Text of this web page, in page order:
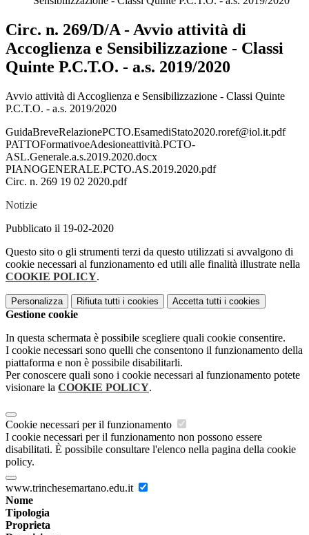
Circ. n. 269/D/A - Avvio attività di
Accoglienza e Sensibilizzazione - Classi
Quinte P.C.T.O. - a.s. 2019/2020
Avvio attività di Accoglienza e Sensibilizzazione - Classi Quinte
P.C.T.O. - a.s. 2019/2020
GuidaBreveRelazionePCTO.EsamediStato2020.roref@iol.it.pdf
PATTOFormativoeAdesioneattività.PCTO-
ASL.Generale.a.s.2019.2020.docx
PIANOGENERALE.PCTO.AS.2019.2020.pdf
Circ. n. 269 19 02 2020.pdf
Notizie
Pubblicato il 19-02-2020
Questo sito o gli strumenti terzi da questo utilizzati si avvalgono di
cookie necessari al funzionamento ed utili alle finalità illustrate nella
COOKIE POLICY.
Personalizza Rifiuta tutti i cookies Accetta tutti i cookies
Gestione cookie
In questa schermata è possibile scegliere quali cookie consentire.
I cookie necessari sono quelli che consentono il funzionamento della
piattaforma e non è possibile disabilitarli.
Per conoscere quali sono i cookie necessari al funzionamento potete
visionare la COOKIE POLICY.
Cookie necessari per il funzionamento
I cookie necessari per il funzionamento non possono essere
disabilitati. È possibile consultare l'elenco nella pagina della cookie
policy.
www.trinchesemartano.edu.it
Nome
Tipologia
Proprieta